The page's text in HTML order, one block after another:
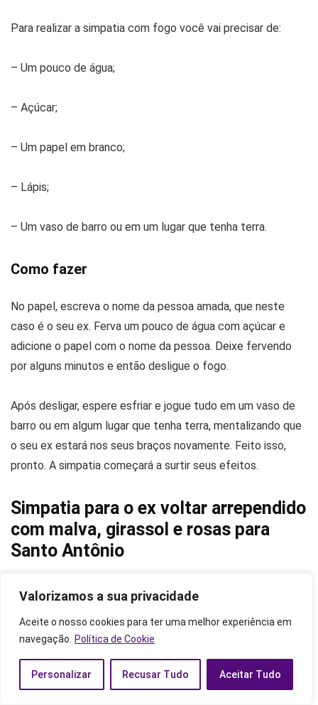
Valorizamos a sua privacidade
Aceite o nosso cookies para ter uma melhor experiência em
navegação.
Política de Cookie
Personalizar Recusar Tudo Aceitar Tudo
Para realizar a simpatia com fogo você vai precisar de:
– Um pouco de água;
– Açúcar;
– Um papel em branco;
– Lápis;
– Um vaso de barro ou em um lugar que tenha terra.
Como fazer
No papel, escreva o nome da pessoa amada, que neste
caso é o seu ex. Ferva um pouco de água com açúcar e
adicione o papel com o nome da pessoa. Deixe fervendo
por alguns minutos e então desligue o fogo.
Após desligar, espere esfriar e jogue tudo em um vaso de
barro ou em algum lugar que tenha terra, mentalizando que
o seu ex estará nos seus braços novamente. Feito isso,
pronto. A simpatia começará a surtir seus efeitos.
Simpatia para o ex voltar arrependido
com malva, girassol e rosas para
Santo Antônio
Conhecido por ser o responsável por ajudar muitos (as) a
conhecido por trazer os exs de volta, mas claro que, para
que isso aconteça, ele conta com a sua disposição e fé